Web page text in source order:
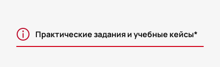
Практические задания и учебные кейсы*